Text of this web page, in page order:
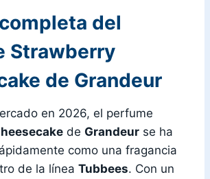
del
Strawberry
de Grandeur
en 2026, el perfume
de Grandeur se ha
como una fragancia
de la línea Tubbees. Con un